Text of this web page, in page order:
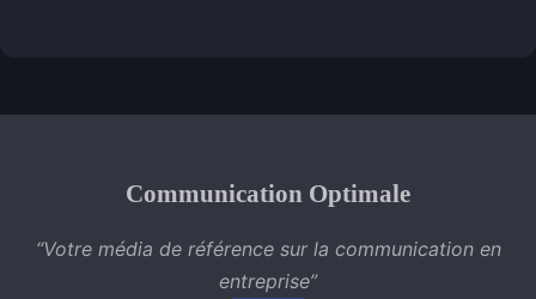
Communication Optimale
“Votre média de référence sur la communication en
entreprise”